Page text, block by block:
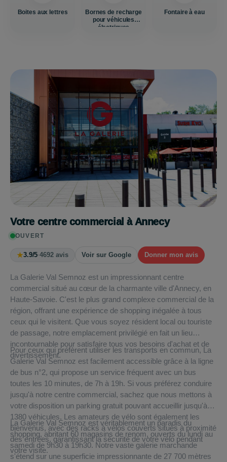
Boites aux lettres
Bornes de recharge
pour véhicules
électriques
Fontaire à eau
Votre centre commercial à Annecy
OUVERT
★3.9/5·4692 avis Voir sur Google Donner mon avis
La Galerie Val Semnoz est un impressionnant centre
commercial situé au cœur de la charmante ville d'Annecy, en
Haute-Savoie. C'est le plus grand complexe commercial de la
région, offrant une expérience de shopping inégalée à tous
ceux qui le visitent. Que vous soyez résident local ou touriste
de passage, notre emplacement privilégié en fait un lieu
incontournable pour satisfaire tous vos besoins d'achat et de
divertissement.
Pour ceux qui préfèrent utiliser les transports en commun, La
Galerie Val Semnoz est facilement accessible grâce à la ligne
de bus n°2, qui propose un service fréquent avec un bus
toutes les 10 minutes, de 7h à 19h. Si vous préférez conduire
jusqu'à notre centre commercial, sachez que nous mettons à
votre disposition un parking gratuit pouvant accueillir jusqu'à
1380 véhicules. Les amateurs de vélo sont également les
bienvenus, avec des racks à vélos couverts situés à proximité
des entrées, garantissant la sécurité de votre vélo pendant
votre visite.
La Galerie Val Semnoz est véritablement un paradis du
shopping, abritant 60 magasins de renom, ouverts du lundi au
samedi de 9h30 à 19h30. Notre vaste galerie marchande
s'étend sur une superficie impressionnante de 27 700 mètres